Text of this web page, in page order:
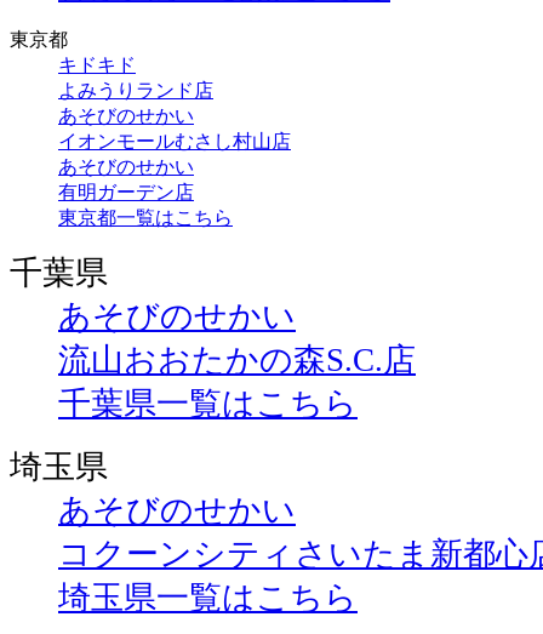
東京都
キドキド
よみうりランド店
あそびのせかい
イオンモールむさし村山店
あそびのせかい
有明ガーデン店
東京都一覧はこちら
千葉県
あそびのせかい
流山おおたかの森S.C.店
千葉県一覧はこちら
埼玉県
あそびのせかい
コクーンシティさいたま新都心
埼玉県一覧はこちら